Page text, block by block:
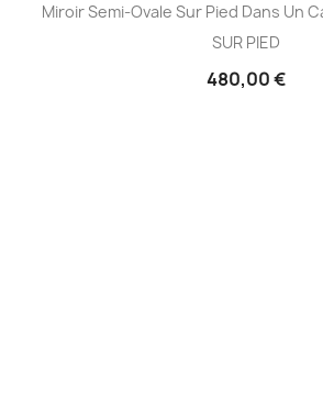
Miroir Semi-Ovale Sur Pied Dans Un
SUR PIED
480,00 €